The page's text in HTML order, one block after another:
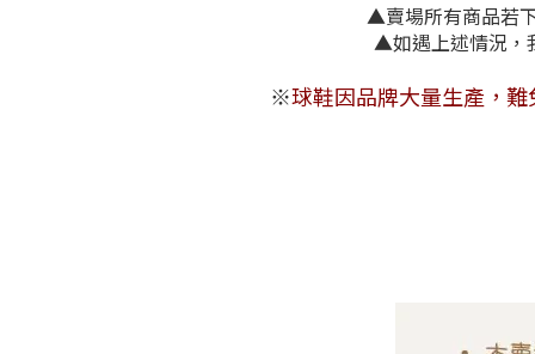
▲賣場所有商品若
▲如遇上述
※球鞋因品牌大量生產，難